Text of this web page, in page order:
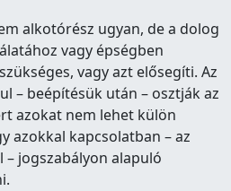
alkotórész ugyan, de a dolog
vagy épségben
vagy azt elősegíti. Az
– beépítésük után – osztják az
azokat nem lehet külön
azokkal kapcsolatban – az
jogszabályon alapuló